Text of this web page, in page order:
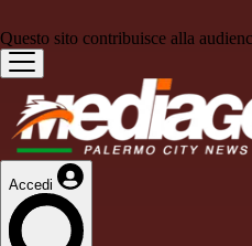
Questo sito contribuisce alla
Accedi